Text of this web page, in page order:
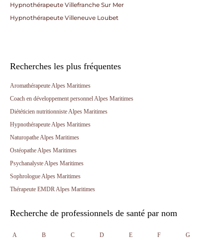
Hypnothérapeute Villefranche Sur Mer
Hypnothérapeute Villeneuve Loubet
Recherches les plus fréquentes
Aromathérapeute Alpes Maritimes
Coach en développement personnel Alpes Maritimes
Diététicien nutritionniste Alpes Maritimes
Hypnothérapeute Alpes Maritimes
Naturopathe Alpes Maritimes
Ostéopathe Alpes Maritimes
Psychanalyste Alpes Maritimes
Sophrologue Alpes Maritimes
Thérapeute EMDR Alpes Maritimes
Recherche de professionnels de santé par nom
A B C D E F G